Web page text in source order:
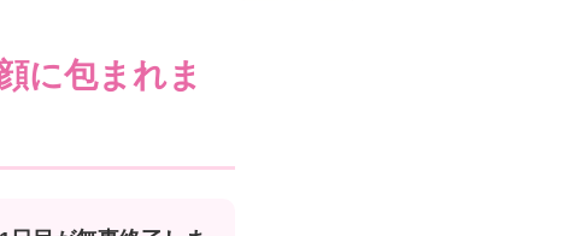
に包まれま